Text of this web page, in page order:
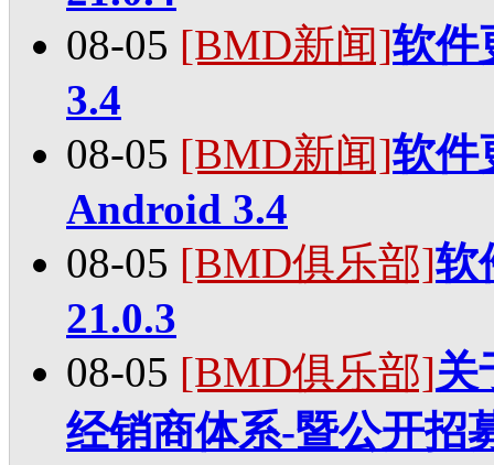
08-05 [BMD新闻]软件
3.4
08-05 [BMD新闻]软件
Android 3.4
08-05 [BMD俱乐部]软
21.0.3
08-05 [BMD俱乐部]关
经销商体系-暨公开招